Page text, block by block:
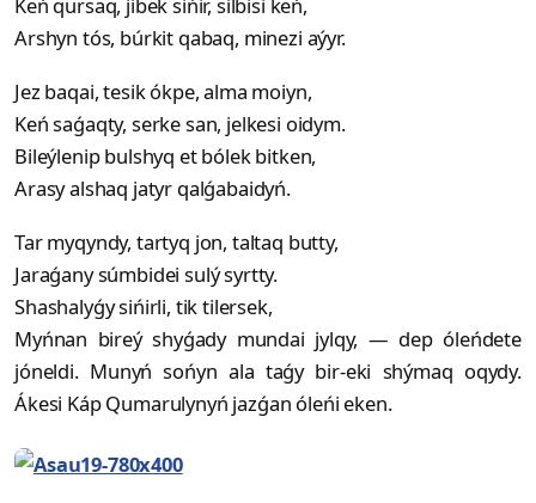
Arshyn tós, búrkit qabaq, minezi aýyr.
Jez baqai, tesik ókpe, alma moiyn,
Keń saǵaqty, serke san, jelkesi oidym.
Bileýlenip bulshyq et bólek bitken,
Arasy alshaq jatyr qalǵabaidyń.
Tar myqyndy, tartyq jon, taltaq butty,
Jaraǵany súmbidei sulý syrtty.
Shashalyǵy sińirli, tik tilersek,
Myńnan bireý shyǵady mundai jylqy, — dep óleńdete
jóneldi. Munyń sońyn ala taǵy bir-eki shýmaq oqydy.
Ákesi Káp Qumarulynyń jazǵan óleńi eken.